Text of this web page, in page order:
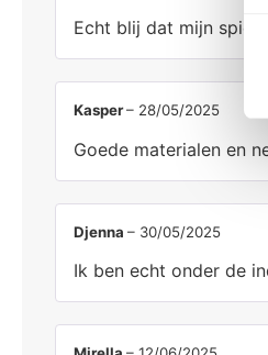
Echt blij dat mijn
Kasper– 28/05/2025
Goede materialen en
Djenna – 30/05/2025
Ik ben echt onder de